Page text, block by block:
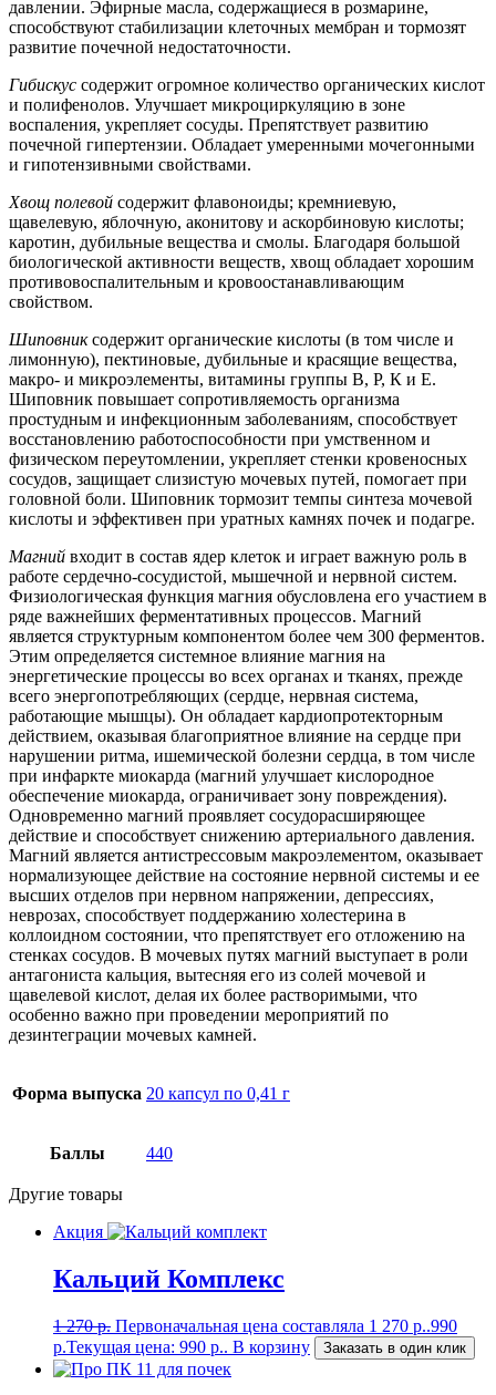
давлении. Эфирные масла, содержащиеся в розмарине,
способствуют стабилизации клеточных мембран и тормозят
развитие почечной недостаточности.
Гибискус содержит огромное количество органических кислот
и полифенолов. Улучшает микроциркуляцию в зоне
воспаления, укрепляет сосуды. Препятствует развитию
почечной гипертензии. Обладает умеренными мочегонными
и гипотензивными свойствами.
Хвощ полевой содержит флавоноиды; кремниевую,
щавелевую, яблочную, аконитову и аскорбиновую кислоты;
каротин, дубильные вещества и смолы. Благодаря большой
биологической активности веществ, хвощ обладает хорошим
противовоспалительным и кровоостанавливающим
свойством.
Шиповниксодержит органические кислоты (в том числе и
лимонную), пектиновые, дубильные и красящие вещества,
макро- и микроэлементы, витамины группы В, Р, К и Е.
Шиповник повышает сопротивляемость организма
простудным и инфекционным заболеваниям, способствует
восстановлению работоспособности при умственном и
физическом переутомлении, укрепляет стенки кровеносных
сосудов, защищает слизистую мочевых путей, помогает при
головной боли. Шиповник тормозит темпы синтеза мочевой
кислоты и эффективен при уратных камнях почек и подагре.
Магний входит в состав ядер клеток и играет важную роль в
работе сердечно-сосудистой, мышечной и нервной систем.
Физиологическая функция магния обусловлена его участием в
ряде важнейших ферментативных процессов. Магний
является структурным компонентом более чем 300 ферментов.
Этим определяется системное влияние магния на
энергетические процессы во всех органах и тканях, прежде
всего энергопотребляющих (сердце, нервная система,
работающие мышцы). Он обладает кардиопротекторным
действием, оказывая благоприятное влияние на сердце при
нарушении ритма, ишемической болезни сердца, в том числе
при инфаркте миокарда (магний улучшает кислородное
обеспечение миокарда, ограничивает зону повреждения).
Одновременно магний проявляет сосудорасширяющее
действие и способствует снижению артериального давления.
Магний является антистрессовым макроэлементом, оказывает
нормализующее действие на состояние нервной системы и ее
высших отделов при нервном напряжении, депрессиях,
неврозах, способствует поддержанию холестерина в
коллоидном состоянии, что препятствует его отложению на
стенках сосудов. В мочевых путях магний выступает в роли
антагониста кальция, вытесняя его из солей мочевой и
щавелевой кислот, делая их более растворимыми, что
особенно важно при проведении мероприятий по
дезинтеграции мочевых камней.
Форма выпуска 20 капсул по 0,41 г
Баллы 440
Другие товары
Акция
Кальций Комплекс
1 270р. Первоначальная цена составляла 1 270 р..990
р.Текущая цена: 990 р.. В корзину Заказать в один клик